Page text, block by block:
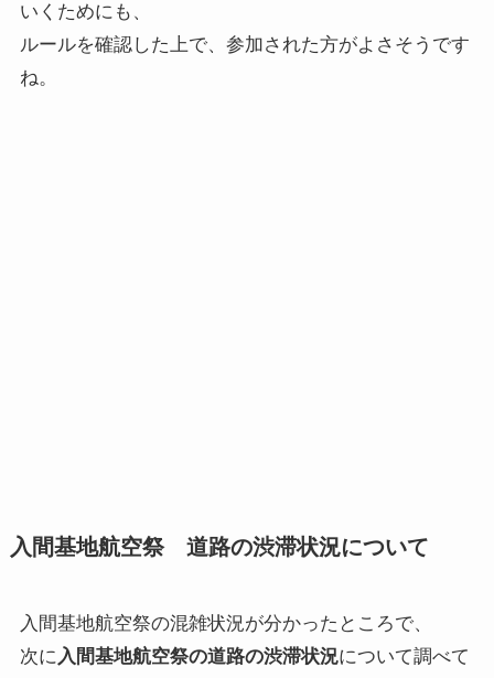
いくためにも、
ルールを確認した上で、参加された方がよさそうです
ね。
入間基地航空祭 道路の渋滞状況について
入間基地航空祭の混雑状況が分かったところで、
次に入間基地航空祭の道路の渋滞状況について調べて